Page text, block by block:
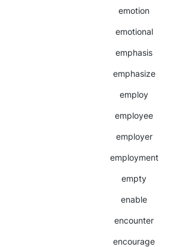
emotion
emotional
emphasis
emphasize
employ
employee
employer
employment
empty
enable
encounter
encourage